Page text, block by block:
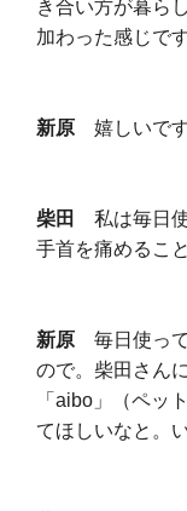
き合い方が暮ら
加わった感じです
新原 嬉しいです
柴田
私は毎日
手首を痛めるこ
新原 毎日使っ
ので。柴田さん
「aibo」（ペッ
てほしいなと。